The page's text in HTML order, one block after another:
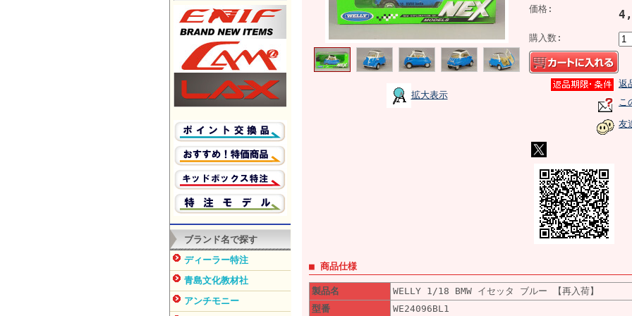
ブランド名で探す
ディーラー特注
青島文化教材社
アンチモニー
拡大表示
価格:
購入数:
返
こ
友
■ 商品仕様
製品名
WELLY 1/18 BMW イセッタ ブルー 【再入荷】
型番
WE24096BL1